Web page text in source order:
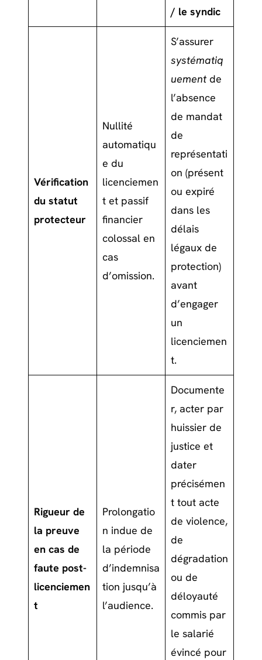
/ le syndic
Vérification
du statut
protecteur
Nullité
automatiqu
e du
licenciemen
t et passif
financier
colossal en
cas
d’omission.
S’assurer
systématiq
uementde
l’absence
de mandat
de
représentati
on (présent
ou expiré
dans les
délais
légaux de
protection)
avant
d’engager
un
licenciemen
t.
Rigueur de
la preuve
en cas de
faute post-
licenciemen
t
Prolongatio
n indue de
la période
d’indemnisa
tion jusqu’à
l’audience.
Documente
r, acter par
huissier de
justice et
dater
précisémen
t tout acte
de violence,
de
dégradation
ou de
déloyauté
commis par
le salarié
évincé pour